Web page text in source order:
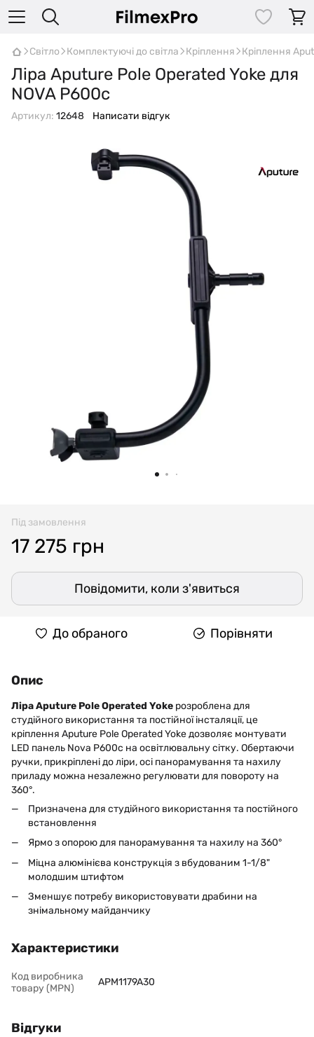
Світло Комплектуючі до світла Кріплення Кріплення
Ліра Aputure Pole Operated Yoke для
NOVA P600c
Артикул: 12648 Написати відгук
Під замовлення
17 275 грн
Повідомити, коли з'явиться
До обраного Порівняти
Опис
Ліра Aputure Pole Operated Yoke розроблена для
студійного використання та постійної інсталяції, це
кріплення Aputure Pole Operated Yoke дозволяє монтувати
LED панель Nova P600c на освітлювальну сітку. Обертаючи
ручки, прикріплені до ліри, осі панорамування та нахилу
приладу можна незалежно регулювати для повороту на
360°.
Призначена для студійного використання та постійного
встановлення
Ярмо з опорою для панорамування та нахилу на 360°
Міцна алюмінієва конструкція з вбудованим 1-1/8"
молодшим штифтом
Зменшує потребу використовувати драбини на
знімальному майданчику
Характеристики
Код виробника
товару (MPN)
APM1179A30
Відгуки